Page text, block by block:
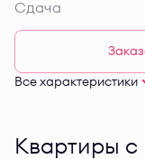
Сдача
Все характеристики
Квартиры